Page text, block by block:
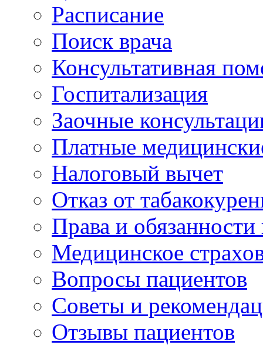
Расписание
Поиск врача
Консультативная
Госпитализация
Заочные
Платные
Налоговый вычет
Отказ от
Права и
Медицинское
Вопросы пациентов
Советы и
Отзывы пациентов